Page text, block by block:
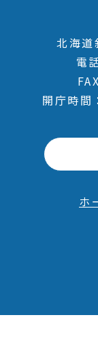
北海道
電
開庁時間
ホ